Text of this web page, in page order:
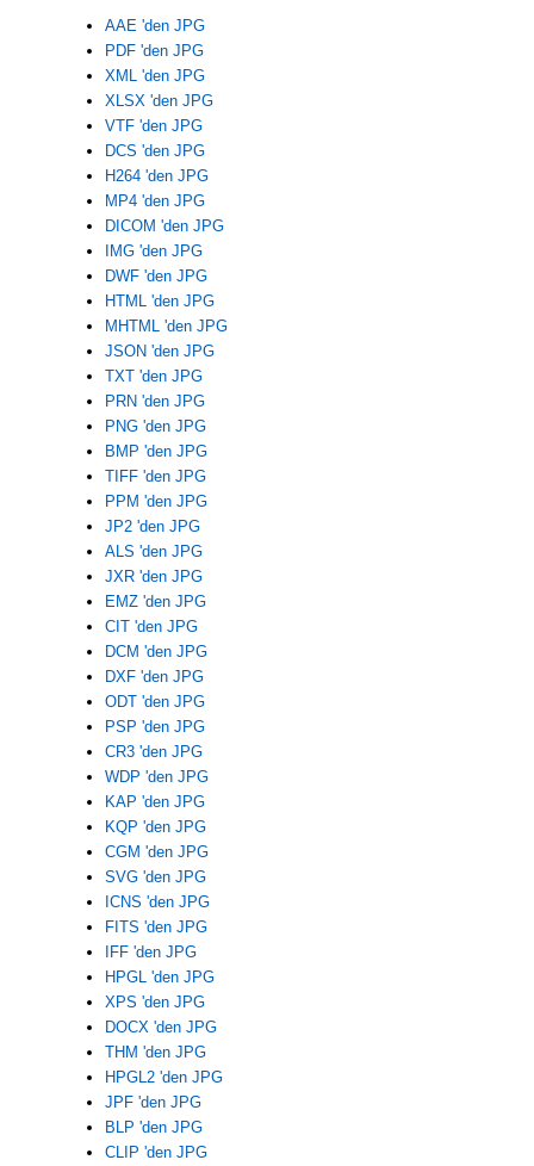
AAE 'den JPG
PDF 'den JPG
XML 'den JPG
XLSX 'den JPG
VTF 'den JPG
DCS 'den JPG
H264 'den JPG
MP4 'den JPG
DICOM 'den JPG
IMG 'den JPG
DWF 'den JPG
HTML 'den JPG
MHTML 'den JPG
JSON 'den JPG
TXT 'den JPG
PRN 'den JPG
PNG 'den JPG
BMP 'den JPG
TIFF 'den JPG
PPM 'den JPG
JP2 'den JPG
ALS 'den JPG
JXR 'den JPG
EMZ 'den JPG
CIT 'den JPG
DCM 'den JPG
DXF 'den JPG
ODT 'den JPG
PSP 'den JPG
CR3 'den JPG
WDP 'den JPG
KAP 'den JPG
KQP 'den JPG
CGM 'den JPG
SVG 'den JPG
ICNS 'den JPG
FITS 'den JPG
IFF 'den JPG
HPGL 'den JPG
XPS 'den JPG
DOCX 'den JPG
THM 'den JPG
HPGL2 'den JPG
JPF 'den JPG
BLP 'den JPG
CLIP 'den JPG